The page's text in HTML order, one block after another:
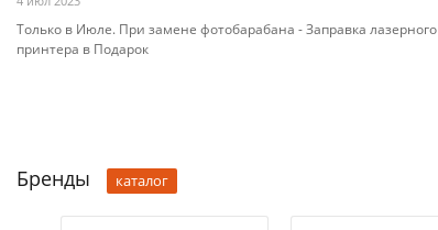
Только в Июле. При замене фотобарабана - Заправка лазерного
принтера в Подарок
Бренды каталог